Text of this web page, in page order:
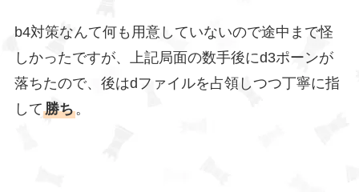
b4対策なんて何も用意していないので途中まで怪
しかったですが、上記局面の数手後にd3ポーンが
落ちたので、後はdファイルを占領しつつ丁寧に指
して勝ち。